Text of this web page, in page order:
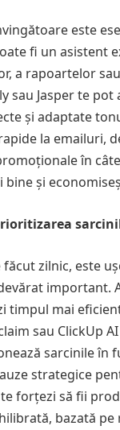
este
fi un asistent
a rapoartelor
sau Jasper te
și adaptate
la emailuri,
în
bine și
zilnic, este
important.
timpul mai
sau ClickUp
sarcinile în
strategice
forțezi să fii
bazată